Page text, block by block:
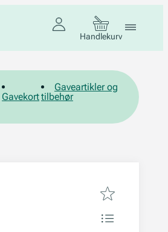
Handlekurv
Gavekort
Gaveartikler og
tilbehør